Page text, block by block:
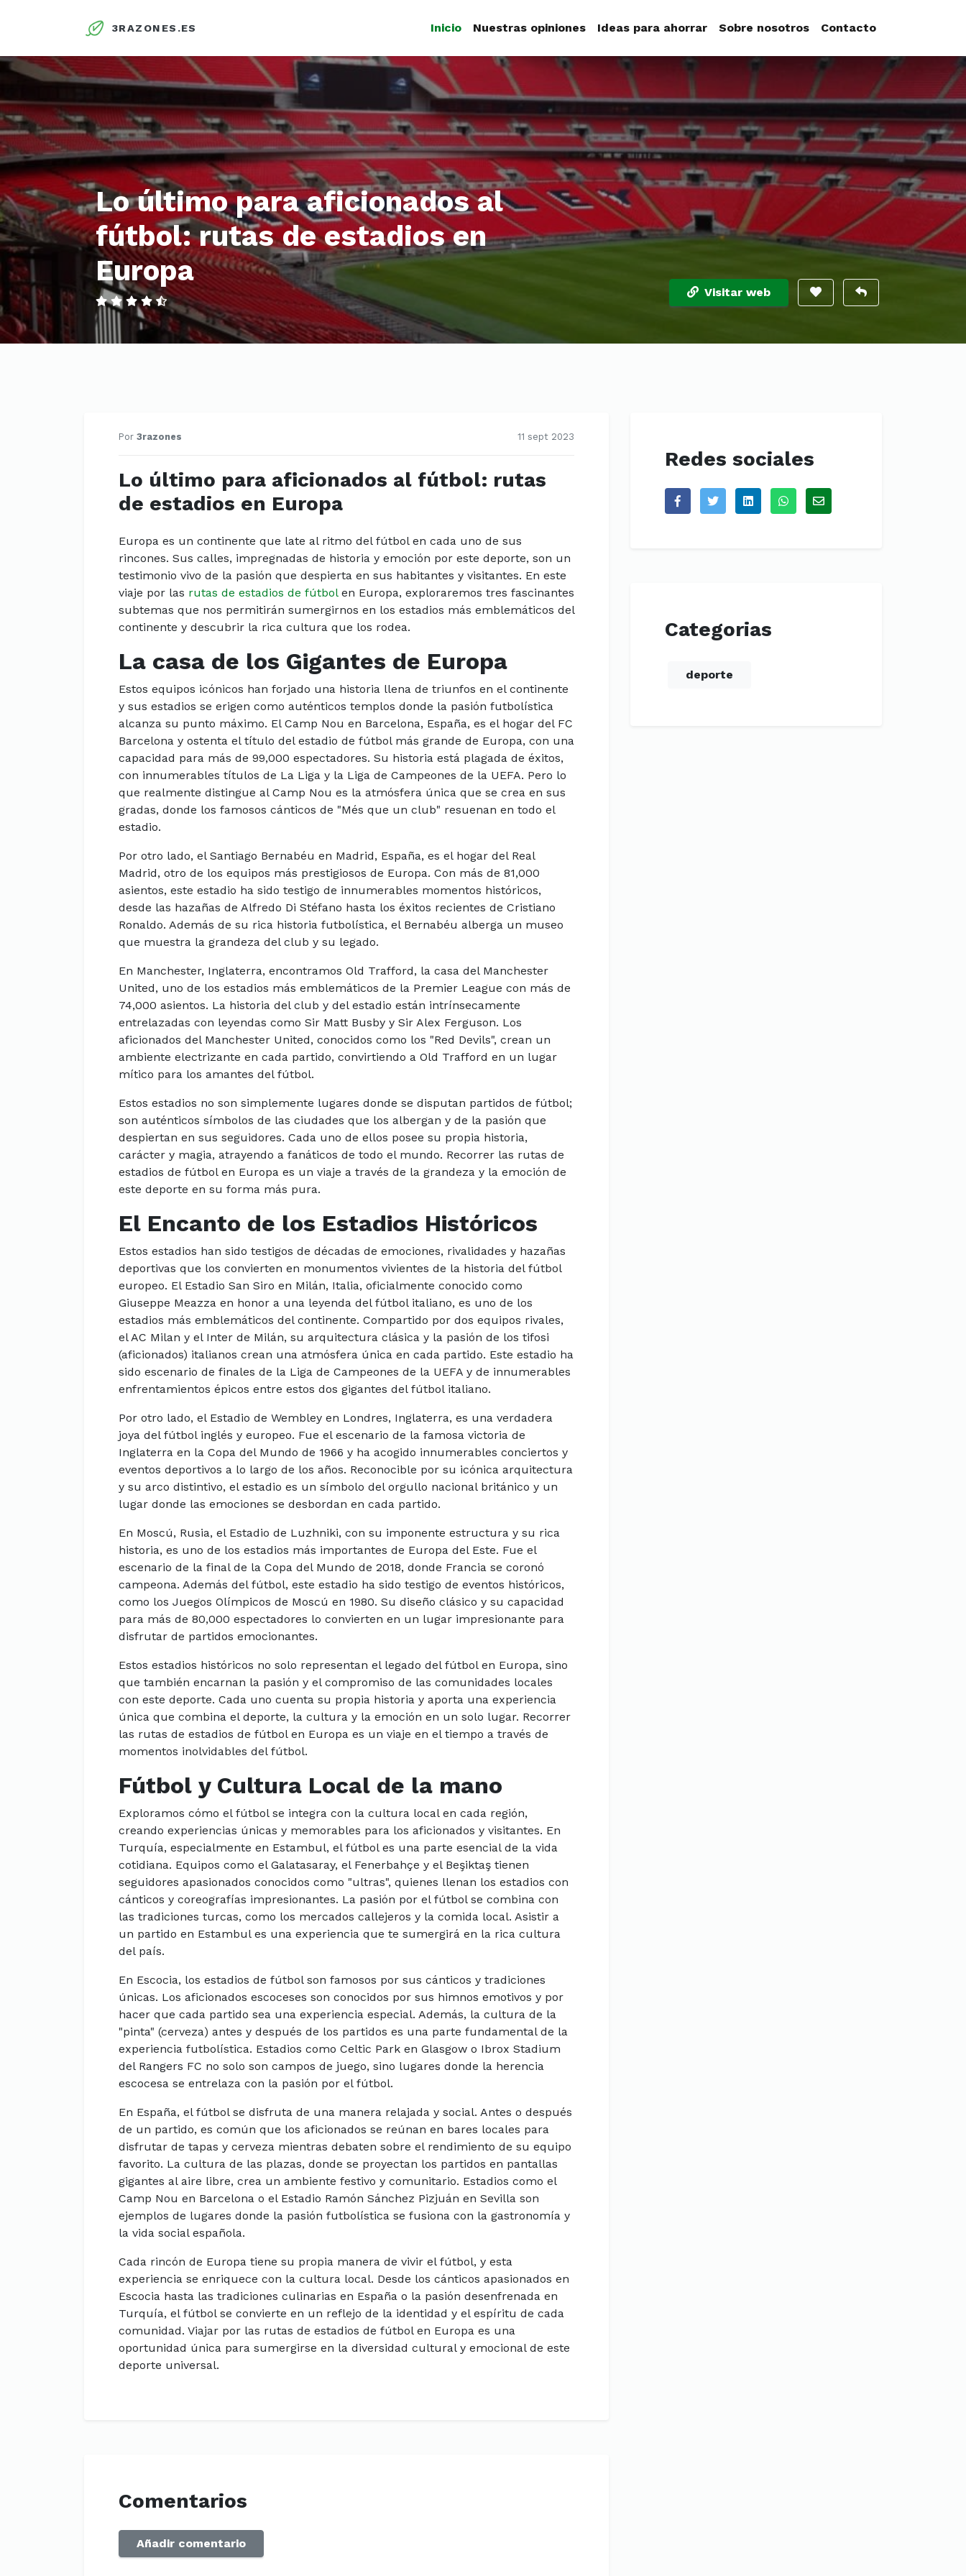
3RAZONES.ES Inicio Nuestras opiniones Ideas para ahorrar Sobre nosotros Contacto
Lo último para aficionados al
fútbol: rutas de estadios en
Europa
Visitar web
Por 3razones 11 sept 2023
Lo último para aficionados al fútbol: rutas
de estadios en Europa
Europa es un continente que late al ritmo del fútbol en cada uno de sus
rincones. Sus calles, impregnadas de historia y emoción por este deporte, son un
testimonio vivo de la pasión que despierta en sus habitantes y visitantes. En este
viaje por las rutas de estadios de fútbolen Europa, exploraremos tres fascinantes
subtemas que nos permitirán sumergirnos en los estadios más emblemáticos del
continente y descubrir la rica cultura que los rodea.
La casa de los Gigantes de Europa
Estos equipos icónicos han forjado una historia llena de triunfos en el continente
y sus estadios se erigen como auténticos templos donde la pasión futbolística
alcanza su punto máximo. El Camp Nou en Barcelona, España, es el hogar del FC
Barcelona y ostenta el título del estadio de fútbol más grande de Europa, con una
capacidad para más de 99,000 espectadores. Su historia está plagada de éxitos,
con innumerables títulos de La Liga y la Liga de Campeones de la UEFA. Pero lo
que realmente distingue al Camp Nou es la atmósfera única que se crea en sus
gradas, donde los famosos cánticos de "Més que un club" resuenan en todo el
estadio.
Por otro lado, el Santiago Bernabéu en Madrid, España, es el hogar del Real
Madrid, otro de los equipos más prestigiosos de Europa. Con más de 81,000
asientos, este estadio ha sido testigo de innumerables momentos históricos,
desde las hazañas de Alfredo Di Stéfano hasta los éxitos recientes de Cristiano
Ronaldo. Además de su rica historia futbolística, el Bernabéu alberga un museo
que muestra la grandeza del club y su legado.
En Manchester, Inglaterra, encontramos Old Trafford, la casa del Manchester
United, uno de los estadios más emblemáticos de la Premier League con más de
74,000 asientos. La historia del club y del estadio están intrínsecamente
entrelazadas con leyendas como Sir Matt Busby y Sir Alex Ferguson. Los
aficionados del Manchester United, conocidos como los "Red Devils", crean un
ambiente electrizante en cada partido, convirtiendo a Old Trafford en un lugar
mítico para los amantes del fútbol.
Estos estadios no son simplemente lugares donde se disputan partidos de fútbol;
son auténticos símbolos de las ciudades que los albergan y de la pasión que
despiertan en sus seguidores. Cada uno de ellos posee su propia historia,
carácter y magia, atrayendo a fanáticos de todo el mundo. Recorrer las rutas de
estadios de fútbol en Europa es un viaje a través de la grandeza y la emoción de
este deporte en su forma más pura.
El Encanto de los Estadios Históricos
Estos estadios han sido testigos de décadas de emociones, rivalidades y hazañas
deportivas que los convierten en monumentos vivientes de la historia del fútbol
europeo. El Estadio San Siro en Milán, Italia, oficialmente conocido como
Giuseppe Meazza en honor a una leyenda del fútbol italiano, es uno de los
estadios más emblemáticos del continente. Compartido por dos equipos rivales,
el AC Milan y el Inter de Milán, su arquitectura clásica y la pasión de los tifosi
(aficionados) italianos crean una atmósfera única en cada partido. Este estadio ha
sido escenario de finales de la Liga de Campeones de la UEFA y de innumerables
enfrentamientos épicos entre estos dos gigantes del fútbol italiano.
Por otro lado, el Estadio de Wembley en Londres, Inglaterra, es una verdadera
joya del fútbol inglés y europeo. Fue el escenario de la famosa victoria de
Inglaterra en la Copa del Mundo de 1966 y ha acogido innumerables conciertos y
eventos deportivos a lo largo de los años. Reconocible por su icónica arquitectura
y su arco distintivo, el estadio es un símbolo del orgullo nacional británico y un
lugar donde las emociones se desbordan en cada partido.
En Moscú, Rusia, el Estadio de Luzhniki, con su imponente estructura y su rica
historia, es uno de los estadios más importantes de Europa del Este. Fue el
escenario de la final de la Copa del Mundo de 2018, donde Francia se coronó
campeona. Además del fútbol, este estadio ha sido testigo de eventos históricos,
como los Juegos Olímpicos de Moscú en 1980. Su diseño clásico y su capacidad
para más de 80,000 espectadores lo convierten en un lugar impresionante para
disfrutar de partidos emocionantes.
Estos estadios históricos no solo representan el legado del fútbol en Europa, sino
que también encarnan la pasión y el compromiso de las comunidades locales
con este deporte. Cada uno cuenta su propia historia y aporta una experiencia
única que combina el deporte, la cultura y la emoción en un solo lugar. Recorrer
las rutas de estadios de fútbol en Europa es un viaje en el tiempo a través de
momentos inolvidables del fútbol.
Fútbol y Cultura Local de la mano
Exploramos cómo el fútbol se integra con la cultura local en cada región,
creando experiencias únicas y memorables para los aficionados y visitantes. En
Turquía, especialmente en Estambul, el fútbol es una parte esencial de la vida
cotidiana. Equipos como el Galatasaray, el Fenerbahçe y el Beşiktaş tienen
seguidores apasionados conocidos como "ultras", quienes llenan los estadios con
cánticos y coreografías impresionantes. La pasión por el fútbol se combina con
las tradiciones turcas, como los mercados callejeros y la comida local. Asistir a
un partido en Estambul es una experiencia que te sumergirá en la rica cultura
del país.
En Escocia, los estadios de fútbol son famosos por sus cánticos y tradiciones
únicas. Los aficionados escoceses son conocidos por sus himnos emotivos y por
hacer que cada partido sea una experiencia especial. Además, la cultura de la
"pinta" (cerveza) antes y después de los partidos es una parte fundamental de la
experiencia futbolística. Estadios como Celtic Park en Glasgow o Ibrox Stadium
del Rangers FC no solo son campos de juego, sino lugares donde la herencia
escocesa se entrelaza con la pasión por el fútbol.
En España, el fútbol se disfruta de una manera relajada y social. Antes o después
de un partido, es común que los aficionados se reúnan en bares locales para
disfrutar de tapas y cerveza mientras debaten sobre el rendimiento de su equipo
favorito. La cultura de las plazas, donde se proyectan los partidos en pantallas
gigantes al aire libre, crea un ambiente festivo y comunitario. Estadios como el
Camp Nou en Barcelona o el Estadio Ramón Sánchez Pizjuán en Sevilla son
ejemplos de lugares donde la pasión futbolística se fusiona con la gastronomía y
la vida social española.
Cada rincón de Europa tiene su propia manera de vivir el fútbol, y esta
experiencia se enriquece con la cultura local. Desde los cánticos apasionados en
Escocia hasta las tradiciones culinarias en España o la pasión desenfrenada en
Turquía, el fútbol se convierte en un reflejo de la identidad y el espíritu de cada
comunidad. Viajar por las rutas de estadios de fútbol en Europa es una
oportunidad única para sumergirse en la diversidad cultural y emocional de este
deporte universal.
Comentarios
Añadir comentario
Redes sociales
Categorias
deporte